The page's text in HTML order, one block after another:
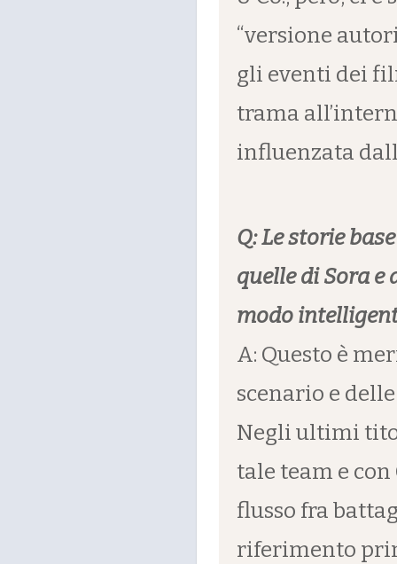
“versione
gli eventi dei
trama
influenzata
Q: Le storie
quelle di Sora
modo
A: Questo è
scenario e
Negli ultimi
tale team e
flusso fra
riferimento